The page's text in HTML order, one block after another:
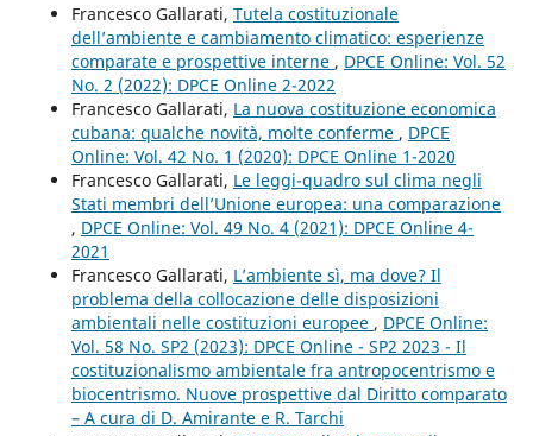
Francesco Gallarati, Tutela costituzionale
dell’ambiente e cambiamento climatico: esperienze
comparate e prospettive interne , DPCE Online: Vol. 52
No. 2 (2022): DPCE Online 2-2022
Francesco Gallarati, La nuova costituzione economica
cubana: qualche novità, molte conferme , DPCE
Online: Vol. 42 No. 1 (2020): DPCE Online 1-2020
Francesco Gallarati, Le leggi-quadro sul clima negli
Stati membri dell’Unione europea: una comparazione
, DPCE Online: Vol. 49 No. 4 (2021): DPCE Online 4-
2021
Francesco Gallarati, L’ambiente sì, ma dove? Il
problema della collocazione delle disposizioni
ambientali nelle costituzioni europee , DPCE Online:
Vol. 58 No. SP2 (2023): DPCE Online - SP2 2023 - Il
costituzionalismo ambientale fra antropocentrismo e
biocentrismo. Nuove prospettive dal Diritto comparato
– A cura di D. Amirante e R. Tarchi